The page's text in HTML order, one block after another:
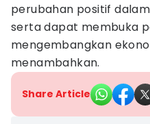
perubahan positif
serta dapat membuka
mengembangkan
menambahkan.
Share Article